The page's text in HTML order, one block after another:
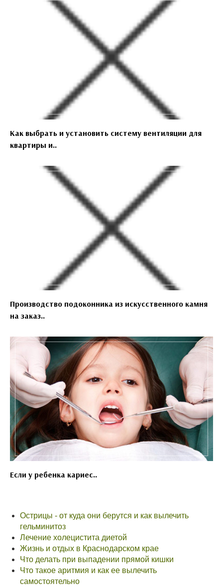
Как выбрать и установить систему вентиляции для
квартиры и..
Производство подоконника из искусственного камня
на заказ..
Если у ребенка кариес..
Острицы - от куда они берутся и как вылечить
гельминитоз
Лечение холецистита диетой
Жизнь и отдых в Краснодарском крае
Что делать при выпадении прямой кишки
Что такое аритмия и как ее вылечить
самостоятельно